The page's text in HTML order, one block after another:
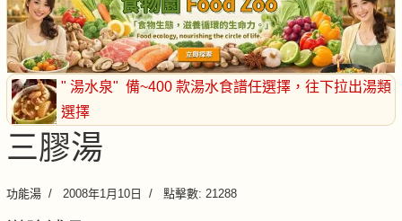
" 湯水泉" 備~400 款湯水食譜任選擇 ，往下拉出湯類
選擇
三膠湯
功能湯 2008年1月10日 點擊數: 21288